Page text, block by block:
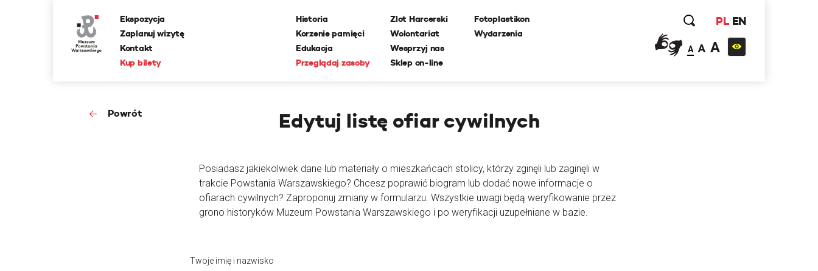
Ekspozycja
Zaplanuj wizytę
Kontakt
Kup bilety
Historia
Korzenie pamięci
Edukacja
Przeglądaj zasoby
Zlot Harcerski
Wolontariat
Wesprzyj nas
Sklep on-line
Fotoplastikon
Wydarzenia
PL EN
A A A
Powrót Edytuj listę ofiar cywilnych
Posiadasz jakiekolwiek dane lub materiały o mieszkańcach stolicy, którzy zginęli lub zaginęli w
trakcie Powstania Warszawskiego? Chcesz poprawić biogram lub dodać nowe informacje o
ofiarach cywilnych? Zaproponuj zmiany w formularzu. Wszystkie uwagi będą weryfikowanie przez
grono historyków Muzeum Powstania Warszawskiego i po weryfikacji uzupełniane w bazie.
Twoje imię i nazwisko